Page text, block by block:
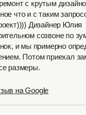
на Google
с крутым
что и с таким
Дизайнер Юлия
созвоне по
и мы примерно
Потом приехал
размеры.